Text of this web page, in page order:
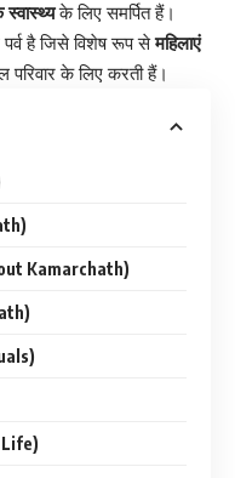
स्वास्थ्यके लिए समर्पित हैं।
है जिसे विशेष रूप सेमहिलाएं
के लिए करती हैं।
Kamarchath)
Life)